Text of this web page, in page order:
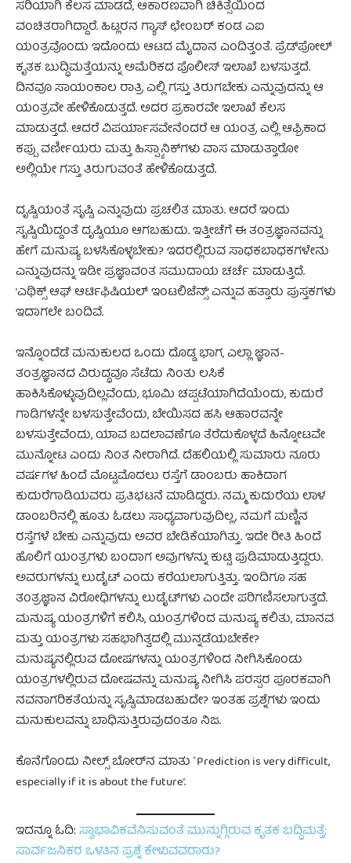
ಸರಿಯಾಗಿ ಕೆಲಸ ಮಾಡದೆ, ಆಕಾರಣವಾಗಿ ಚಿಕಿತ್ಸೆಯಿಂದ
ವಂಚಿತರಾಗಿದ್ದಾರೆ. ಹಿಟ್ಲರನ ಗ್ಯಾಸ್ ಛೇಂಬರ್ ಕಂಡ ಎಐ
ಯಂತ್ರವೊಂದು ಇದೊಂದು ಆಟದ ಮೈದಾನ ಎಂದಿತ್ತಂತೆ. ಪ್ರೆಡ್‌ಪೋಲ್
ಕೃತಕ ಬುದ್ಧಿಮತ್ತೆಯನ್ನು ಅಮೆರಿಕದ ಪೊಲೀಸ್ ಇಲಾಖೆ ಬಳಸುತ್ತದೆ.
ದಿನವೂ ಸಾಯಂಕಾಲ ರಾತ್ರಿ ಎಲ್ಲಿ ಗಸ್ತು ತಿರುಗಬೇಕು ಎನ್ನುವುದನ್ನು ಆ
ಯಂತ್ರವೇ ಹೇಳಿಕೊಡುತ್ತದೆ. ಅದರ ಪ್ರಕಾರವೇ ಇಲಾಖೆ ಕೆಲಸ
ಮಾಡುತ್ತದೆ. ಆದರೆ ವಿಪರ್ಯಾಸವೇನೆಂದರೆ ಆ ಯಂತ್ರ ಎಲ್ಲಿ ಆಫ್ರಿಕಾದ
ಕಪ್ಪು ವರ್ಣೀಯರು ಮತ್ತು ಹಿಸ್ಪ್ಯಾನಿಕ್‌ಗಳು ವಾಸ ಮಾಡುತ್ತಾರೋ
ಅಲ್ಲಿಯೇ ಗಸ್ತು ತಿರುಗುವಂತೆ ಹೇಳಿಕೊಡುತ್ತದೆ.
ದೃಷ್ಟಿಯಂತೆ ಸೃಷ್ಟಿ ಎನ್ನುವುದು ಪ್ರಚಲಿತ ಮಾತು. ಆದರೆ ಇಂದು
ಸೃಷ್ಟಿಯಿದ್ದಂತೆ ದೃಷ್ಟಿಯೂ ಆಗಬಹುದು. ಇತ್ತೀಚೆಗೆ ಈ ತಂತ್ರಜ್ಞಾನವನ್ನು
ಹೇಗೆ ಮನುಷ್ಯ ಬಳಸಿಕೊಳ್ಳಬೇಕು? ಇದರಲ್ಲಿರುವ ಸಾಧಕಬಾಧಕಗಳೇನು
ಎನ್ನುವುದನ್ನು ಇಡೀ ಪ್ರಜ್ಞಾವಂತ ಸಮುದಾಯ ಚರ್ಚೆ ಮಾಡುತ್ತಿದೆ.
’ಎಥಿಕ್ಸ್ ಆಫ್ ಆರ್ಟಿಫಿಷಿಯಲ್ ಇಂಟಲಿಜೆನ್ಸ್’ ಎನ್ನುವ ಹತ್ತಾರು ಪುಸ್ತಕಗಳು
ಇದಾಗಲೇ ಬಂದಿವೆ.
ಇನ್ನೊಂದೆಡೆ ಮನುಕುಲದ ಒಂದು ದೊಡ್ಡ ಭಾಗ, ಎಲ್ಲಾ ಜ್ಞಾನ-
ತಂತ್ರಜ್ಞಾನದ ವಿರುದ್ಧವೂ ಸೆಟೆದು ನಿಂತು ಲಸಿಕೆ
ಹಾಕಿಸಿಕೊಳ್ಳುವುದಿಲ್ಲವೆಂದು, ಭೂಮಿ ಚಪ್ಪಟೆಯಾಗಿದೆಯೆಂದು, ಕುದುರೆ
ಗಾಡಿಗಳನ್ನೇ ಬಳಸುತ್ತೇವೆಂದು, ಬೇಯಿಸದ ಹಸಿ ಆಹಾರವನ್ನೇ
ಬಳಸುತ್ತೇವೆಂದು, ಯಾವ ಬದಲಾವಣೆಗೂ ತೆರೆದುಕೊಳ್ಳದೆ ಹಿನ್ನೋಟವೇ
ಮುನ್ನೋಟ ಎಂದು ನಿಂತ ನೀರಾಗಿದೆ. ದೆಹಲಿಯಲ್ಲಿ ಸುಮಾರು ನೂರು
ವರ್ಷಗಳ ಹಿಂದೆ ಮೊಟ್ಟಮೊದಲು ರಸ್ತೆಗೆ ಡಾಂಬರು ಹಾಕಿದಾಗ
ಕುದುರೆಗಾಡಿಯವರು ಪ್ರತಿಭಟನೆ ಮಾಡಿದ್ದರು. ನಮ್ಮ ಕುದುರೆಯ ಲಾಳ
ಡಾಂಬರಿನಲ್ಲಿ ಹೂತು ಓಡಲು ಸಾಧ್ಯವಾಗುವುದಿಲ್ಲ, ನಮಗೆ ಮಣ್ಣಿನ
ರಸ್ತೆಗಳೆ ಬೇಕು ಎನ್ನುವುದು ಅವರ ಬೇಡಿಕೆಯಾಗಿತ್ತು. ಇದೇ ರೀತಿ ಹಿಂದೆ
ಹೊಲಿಗೆ ಯಂತ್ರಗಳು ಬಂದಾಗ ಅವುಗಳನ್ನು ಕುಟ್ಟಿ ಪುಡಿಮಾಡುತ್ತಿದ್ದರು.
ಅವರುಗಳನ್ನು ಲುಡೈಟ್ ಎಂದು ಕರೆಯಲಾಗುತ್ತಿತ್ತು. ಇಂದಿಗೂ ಸಹ
ತಂತ್ರಜ್ಞಾನ ವಿರೋಧಿಗಳನ್ನು ಲುಡೈಟ್‌ಗಳು ಎಂದೇ ಪರಿಗಣಿಸಲಾಗುತ್ತದೆ.
ಮನುಷ್ಯ ಯಂತ್ರಗಳಿಗೆ ಕಲಿಸಿ, ಯಂತ್ರಗಳಿಂದ ಮನುಷ್ಯ ಕಲಿತು, ಮಾನವ
ಮತ್ತು ಯಂತ್ರಗಳು ಸಹಭಾಗಿತ್ವದಲ್ಲಿ ಮುನ್ನಡೆಯಬೇಕೇ?
ಮನುಷ್ಯನಲ್ಲಿರುವ ದೋಷಗಳನ್ನು ಯಂತ್ರಗಳಿಂದ ನೀಗಿಸಿಕೊಂಡು
ಯಂತ್ರಗಳಲ್ಲಿರುವ ದೋಷವನ್ನು ಮನುಷ್ಯ ನೀಗಿಸಿ ಪರಸ್ಪರ ಪೂರಕವಾಗಿ
ನವನಾಗರಿಕತೆಯನ್ನು ಸೃಷ್ಟಿಮಾಡಬಹುದೇ? ಇಂತಹ ಪ್ರಶ್ನೆಗಳು ಇಂದು
ಮನುಕುಲವನ್ನು ಬಾಧಿಸುತ್ತಿರುವುದಂತೂ ನಿಜ.
ಕೊನೆಗೊಂದು ನೀಲ್ಸ್ ಬೋರ್‌ನ ಮಾತು `Prediction is very difficult,
especially if it is about the future’.
ಇದನ್ನೂ ಓದಿ:ಸ್ವಾಭಾವಿಕವೆನಿಸುವಂತೆ ಮುನ್ನುಗ್ಗಿರುವ ಕೃತಕ ಬದ್ಧಿಮತ್ತೆ;
ಸಾರ್ವಜನಿಕರ ಒಳತಿನ ಪ್ರಶ್ನೆ ಕೇಳುವವರಾರು?